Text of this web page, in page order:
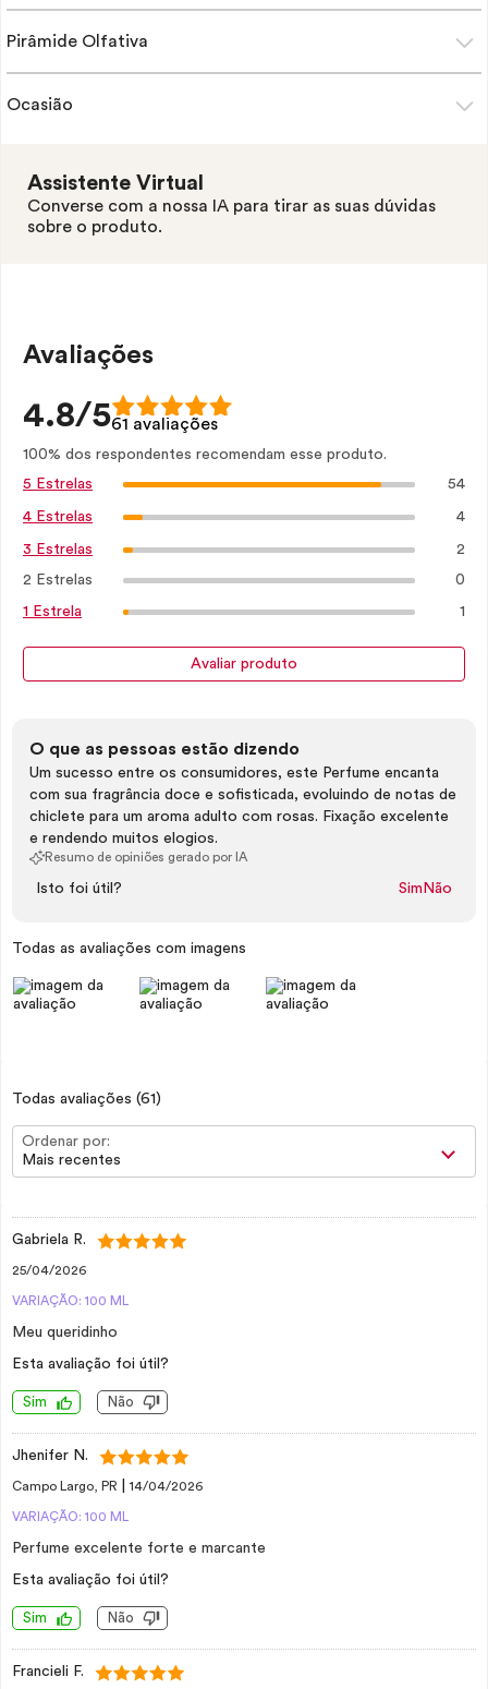
Pirâmide Olfativa
Ocasião
Assistente Virtual
Converse com a nossa IA para tirar as suas dúvidas
sobre o produto.
Avaliações
4.8/561 avaliações
100% dos respondentes recomendam esse produto.
5 Estrelas
54
4 Estrelas 4
3 Estrelas 2
2 Estrelas 0
1 Estrela 1
Avaliar produto
O que as pessoas estão dizendo
Um sucesso entre os consumidores, este Perfume encanta
com sua fragrância doce e sofisticada, evoluindo de notas de
chiclete para um aroma adulto com rosas. Fixação excelente
e rendendo muitos elogios.
Resumo de opiniões gerado por IA
Isto foi útil? Sim Não
Todas as avaliações com imagens
Todas avaliações (61)
Ordenar por:
Mais recentes
Gabriela R.
25/04/2026
VARIAÇÃO: 100 ML
Meu queridinho
Esta avaliação foi útil?
Sim Não
Jhenifer N.
Campo Largo, PR 14/04/2026
VARIAÇÃO: 100 ML
Perfume excelente forte e marcante
Esta avaliação foi útil?
Sim Não
Francieli F.